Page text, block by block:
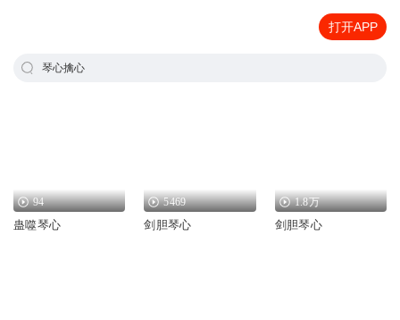
打开APP
琴心擒心
94
蛊噬琴心
5469
剑胆琴心
1.8万
剑胆琴心